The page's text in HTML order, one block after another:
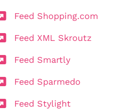
Feed Shopping.com
Feed XML Skroutz
Feed Smartly
Feed Sparmedo
Feed Stylight